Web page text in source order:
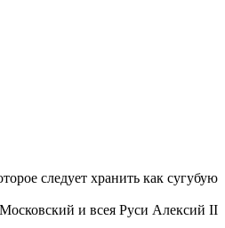
следует хранить как сугубую
и всея Руси Алексий II